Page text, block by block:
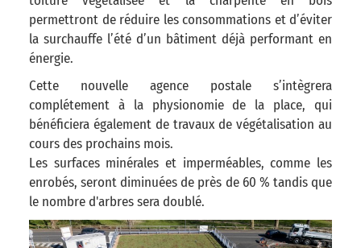
permettront de réduire les consommations et d’éviter
la surchauffe l’été d’un bâtiment déjà performant en
énergie.
Cette nouvelle agence postale s’intègrera
complétement à la physionomie de la place, qui
bénéficiera également de travaux de végétalisation au
cours des prochains mois.
Les surfaces minérales et imperméables, comme les
enrobés, seront diminuées de près de 60 % tandis que
le nombre d'arbres sera doublé.